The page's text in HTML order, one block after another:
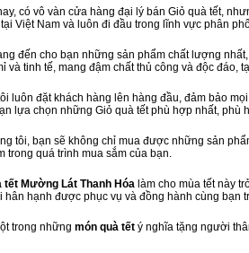
có vô vàn cửa hàng đại lý bán Giỏ quà tết,
Việt Nam và luôn đi đầu trong lĩnh vực phân
đến cho bạn những sản phẩm chất lượng
và tinh tế, mang đậm chất thủ công và độc đáo,
luôn đặt khách hàng lên hàng đầu, đảm bảo
lựa chọn những Giỏ quà tết phù hợp nhất, phù
tôi, bạn sẽ không chỉ mua được những sản
trong quá trình mua sắm của bạn.
tết Mường Lát Thanh Hóa làm cho mùa tết này
hân hạnh được phục vụ và đồng hành cùng bạn
trong những món quà tết ý nghĩa tặng người